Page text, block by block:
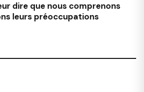
dire que nous comprenons
leurs préoccupations